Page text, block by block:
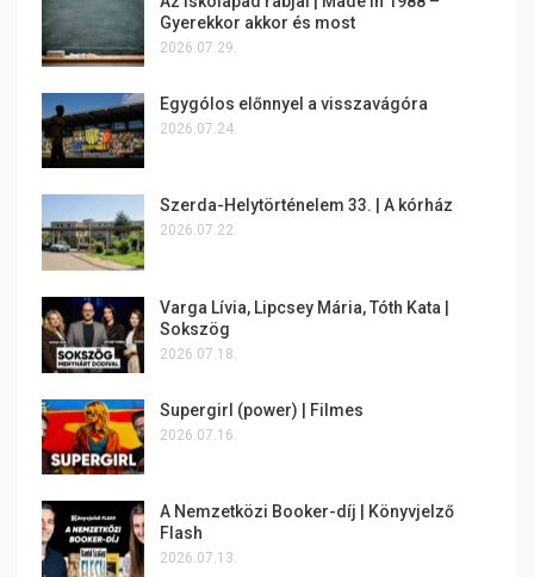
Gyerekkor akkor és most
2026.07.29.
Egygólos előnnyel a visszavágóra
2026.07.24.
Szerda-Helytörténelem 33. | A kórház
2026.07.22.
Varga Lívia, Lipcsey Mária, Tóth Kata |
Sokszög
2026.07.18.
Supergirl (power) | Filmes
2026.07.16.
A Nemzetközi Booker-díj | Könyvjelző
Flash
2026.07.13.